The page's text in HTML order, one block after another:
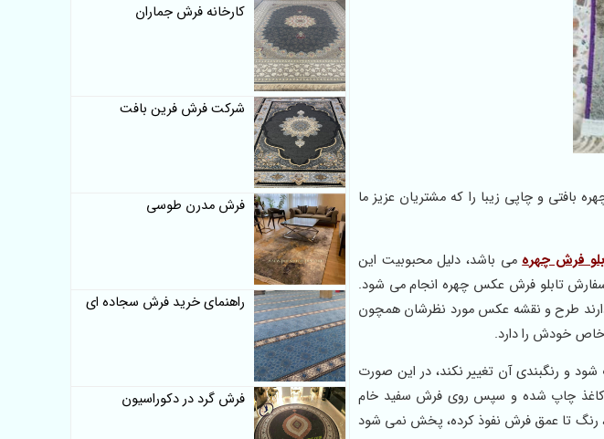
بافتی و چاپی زیبا را که مشتریان عزیز ما
فرش چهرهمی باشد، دلیل محبوبیت این
تابلو فرش عکس چهره انجام می شود.
دارند طرح و نقشه عکس مورد نظرشان همچون
خاص خودش را دارد.
و رنگبندی آن تغییر نکند، در این صورت
کاغذ چاپ شده و سپس روی فرش سفید خام
رنگ تا عمق فرش نفوذ کرده، پخش نمی شود
کارخانه فرش جماران
شرکت فرش فرین بافت
فرش مدرن طوسی
راهنمای خرید فرش سجاده ای
فرش گرد در دکوراسیون